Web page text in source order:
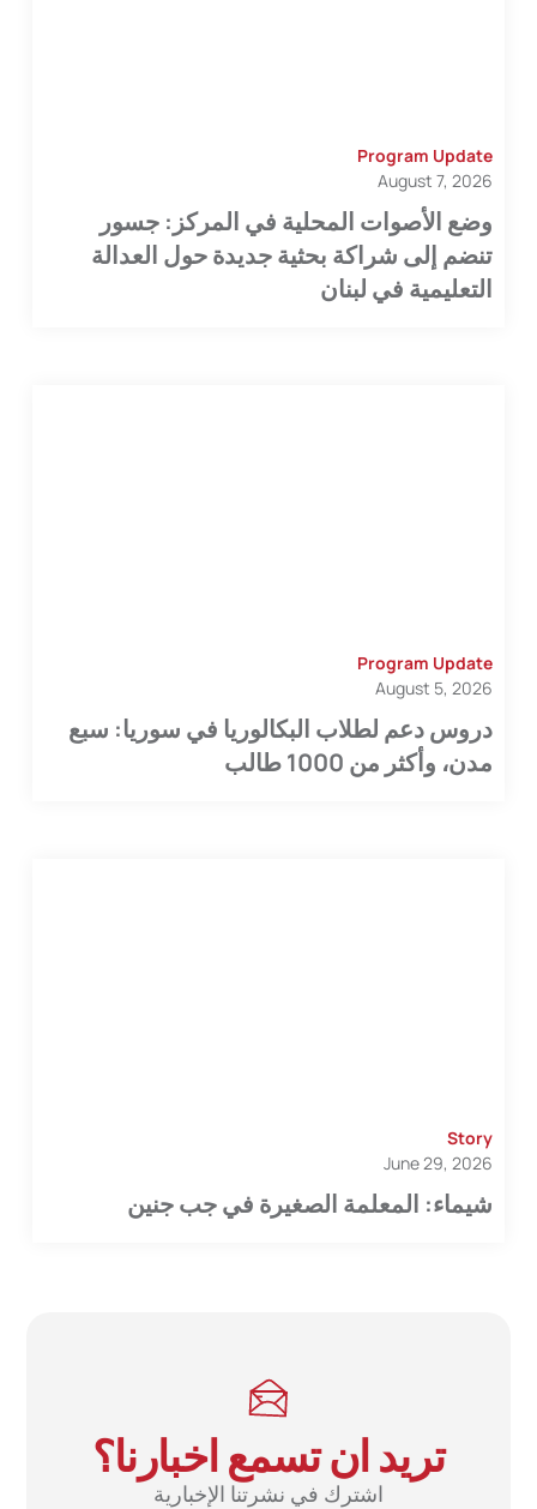
Program Update
August 7, 2026
وضع الأصوات المحلية في المركز: جسور
تنضم إلى شراكة بحثية جديدة حول العدالة
التعليمية في لبنان
Program Update
August 5, 2026
دروس دعم لطلاب البكالوريا في سوريا: سبع
مدن، وأكثر من 1000 طالب
Story
June 29, 2026
شيماء: المعلمة الصغيرة في جب جنين
تريد ان تسمع اخبارنا؟
اشترك في نشرتنا الإخبارية